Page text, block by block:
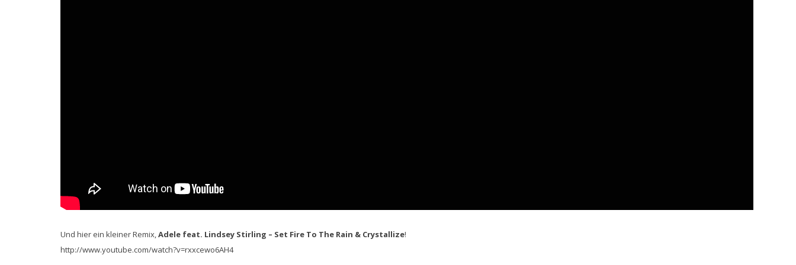
Und hier ein kleiner Remix,Adele feat. Lindsey Stirling – Set Fire To The Rain & Crystallize!
http://www.youtube.com/watch?v=rxxcewo6AH4